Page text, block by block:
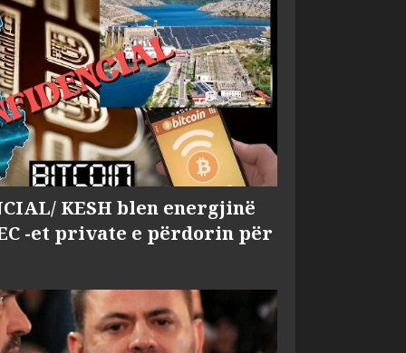
KESH blen energjinë
-et private e përdorin për